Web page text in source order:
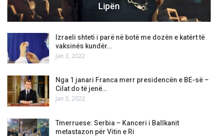
Lipën
Izraeli shteti i parë në botë me dozën e katërt të
vaksinës kundër…
Jan 3, 2022
Nga 1 janari Franca merr presidencën e BE-së –
Cilat do të jenë…
Jan 3, 2022
Tmerruese: Serbia – Kanceri i Ballkanit
metastazon për Vitin e Ri